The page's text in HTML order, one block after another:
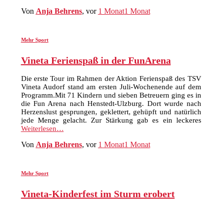
Von Anja Behrens, vor 1 Monat1 Monat
Mehr Sport
Vineta Ferienspaß in der FunArena
Die erste Tour im Rahmen der Aktion Ferienspaß des TSV
Vineta Audorf stand am ersten Juli-Wochenende auf dem
Programm.Mit 71 Kindern und sieben Betreuern ging es in
die Fun Arena nach Henstedt-Ulzburg. Dort wurde nach
Herzenslust gesprungen, geklettert, gehüpft und natürlich
jede Menge gelacht. Zur Stärkung gab es ein leckeres
Weiterlesen…
Von Anja Behrens, vor 1 Monat1 Monat
Mehr Sport
Vineta-Kinderfest im Sturm erobert